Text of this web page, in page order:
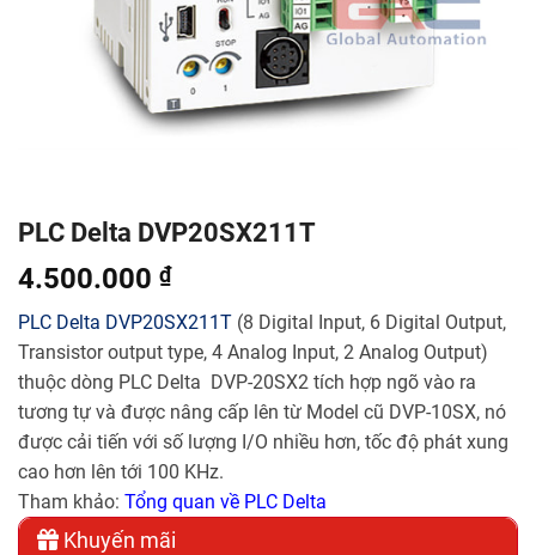
PLC Delta DVP20SX211T
4.500.000 ₫
PLC Delta DVP20SX211T (8 Digital Input, 6 Digital Output,
Transistor output type, 4 Analog Input, 2 Analog Output)
thuộc dòng PLC Delta DVP-20SX2 tích hợp ngõ vào ra
tương tự và được nâng cấp lên từ Model cũ DVP-10SX, nó
được cải tiến với số lượng I/O nhiều hơn, tốc độ phát xung
cao hơn lên tới 100 KHz.
Tham khảo: Tổng quan về PLC Delta
Khuyến mãi